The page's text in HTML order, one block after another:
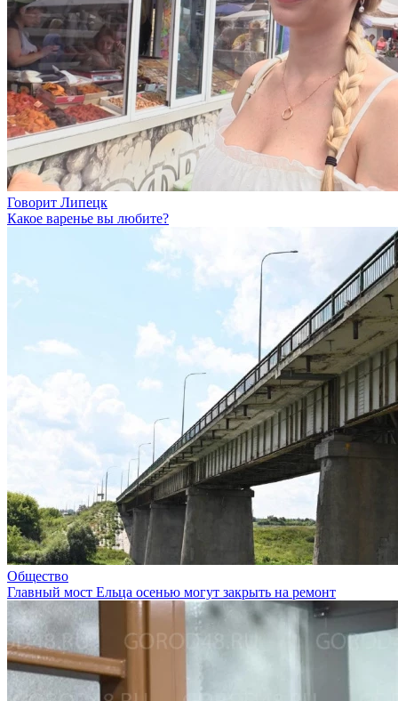
Говорит Липецк
Какое варенье вы любите?
Общество
Главный мост Ельца осенью могут закрыть на ремонт